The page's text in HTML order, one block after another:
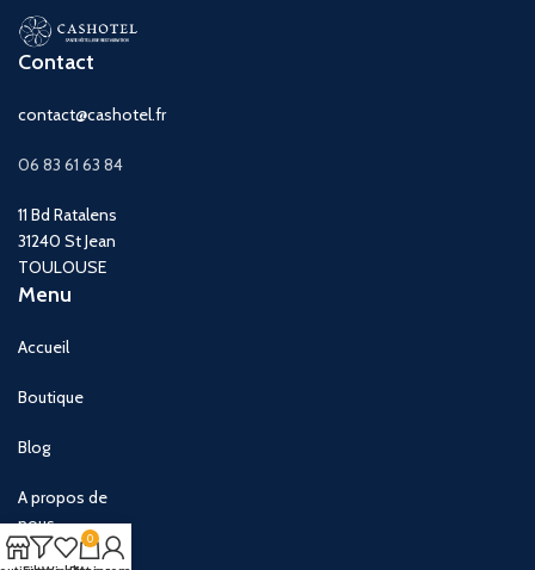
Contact
contact@cashotel.fr
06 83 61 63 84
11 Bd Ratalens
31240 St Jean
TOULOUSE
Menu
Accueil
Boutique
Blog
A propos de
nous
0